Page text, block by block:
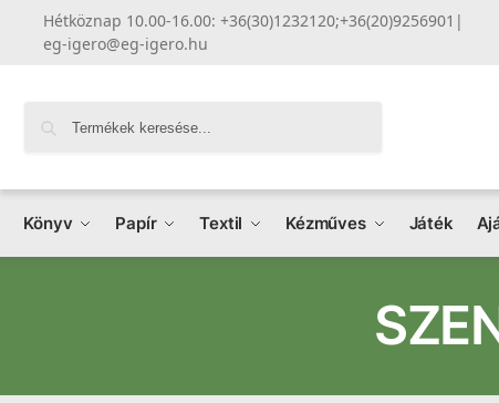
Hétköznap 10.00-16.00: +36(30)1232120;+36(20)9256901 |
eg-igero@eg-igero.hu
Könyv Papír Textil Kézműves Játék